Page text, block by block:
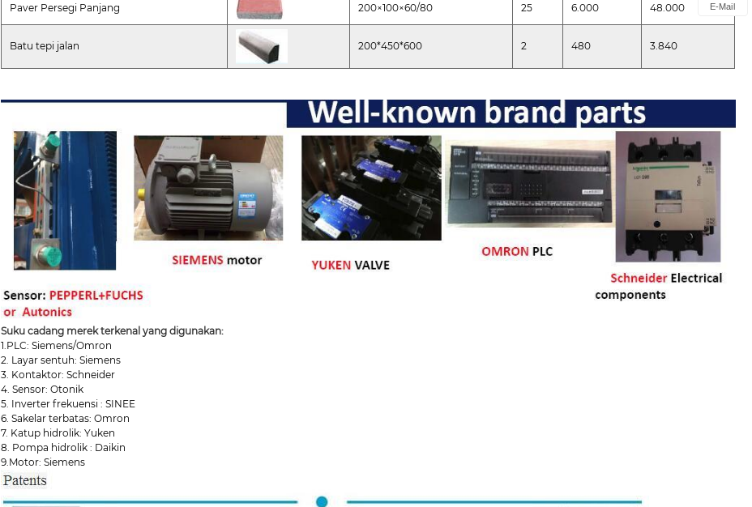
Paver Persegi Panjang 200×100×60/80 25 6.000 48.000
Batu tepi jalan 200*450*600 2 480 3.840
Suku cadang merek terkenal yang digunakan:
1.PLC: Siemens/Omron
2. Layar sentuh: Siemens
3. Kontaktor: Schneider
4. Sensor: Otonik
5. Inverter frekuensi : SINEE
6. Sakelar terbatas: Omron
7. Katup hidrolik: Yuken
8. Pompa hidrolik : Daikin
9.Motor: Siemens
E-Mail